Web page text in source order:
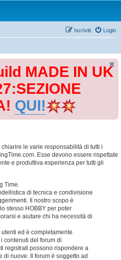
Login
Iscriviti
MADE IN UK
QUI!
le varie responsabilità di tutti i
Esse devono essere rispettate
e produttiva esperienza per tutti gli
Time.
di tecnica e condivisione
Il nostro scopo è
stesso HOBBY per poter
e aiutare chi ha necessità di
ed è completamente
contenuti del forum di
registrati possono rispondere a
nuove. Il forum è soggetto ad